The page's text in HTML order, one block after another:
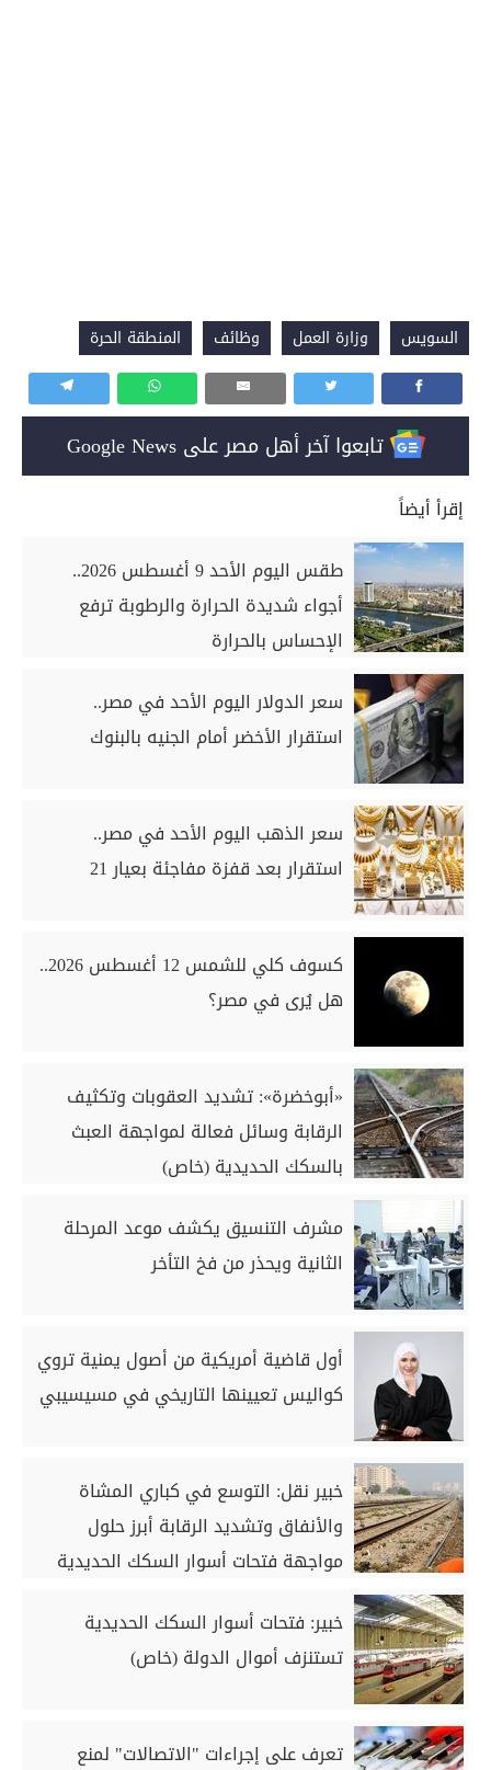
السويس وزارة العمل وظائف المنطقة الحرة
تابعوا آخر أهل مصر على Google News
إقرأ أيضاً
طقس اليوم الأحد 9 أغسطس 2026..
أجواء شديدة الحرارة والرطوبة ترفع
الإحساس بالحرارة
سعر الدولار اليوم الأحد في مصر..
استقرار الأخضر أمام الجنيه بالبنوك
سعر الذهب اليوم الأحد في مصر..
استقرار بعد قفزة مفاجئة بعيار 21
كسوف كلي للشمس 12 أغسطس 2026..
هل يُرى في مصر؟
«أبوخضرة»: تشديد العقوبات وتكثيف
الرقابة وسائل فعالة لمواجهة العبث
بالسكك الحديدية (خاص)
مشرف التنسيق يكشف موعد المرحلة
الثانية ويحذر من فخ التأخر
أول قاضية أمريكية من أصول يمنية تروي
كواليس تعيينها التاريخي في مسيسيبي
خبير نقل: التوسع في كباري المشاة
والأنفاق وتشديد الرقابة أبرز حلول
مواجهة فتحات أسوار السكك الحديدية
خبير: فتحات أسوار السكك الحديدية
تستنزف أموال الدولة (خاص)
تعرف على إجراءات "الاتصالات" لمنع